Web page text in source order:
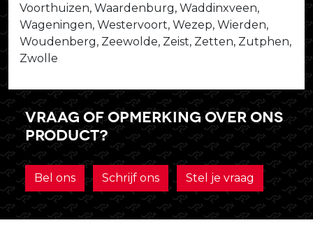
Voorthuizen, Waardenburg, Waddinxveen,
Wageningen, Westervoort, Wezep, Wierden,
Woudenberg, Zeewolde, Zeist, Zetten, Zutphen,
Zwolle
Vraag of opmerking over ons
product?
Bel ons Schrijf ons Stel je vraag